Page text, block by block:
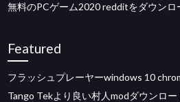
無料のPCゲーム2020 redditをダウンロ
Featured
フラッシュプレーヤーwindows 10
Tango Tekより良い村人modダウンロー